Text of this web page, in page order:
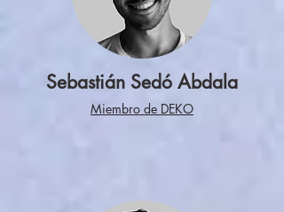
Sebastián Sedó Abdala
Miembro de DEKO